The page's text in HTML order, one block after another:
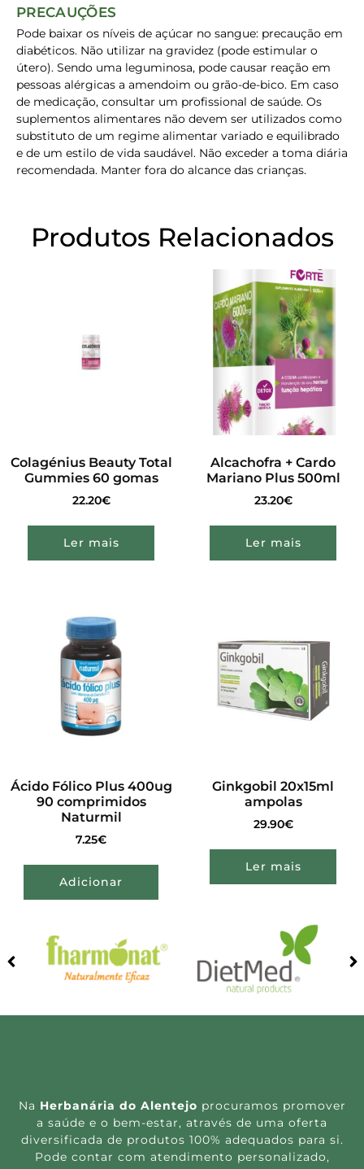
PRECAUÇÕES
Pode baixar os níveis de açúcar no sangue: precaução em
diabéticos. Não utilizar na gravidez (pode estimular o
útero). Sendo uma leguminosa, pode causar reação em
pessoas alérgicas a amendoim ou grão-de-bico. Em caso
de medicação, consultar um profissional de saúde. Os
suplementos alimentares não devem ser utilizados como
substituto de um regime alimentar variado e equilibrado
e de um estilo de vida saudável. Não exceder a toma diária
recomendada. Manter fora do alcance das crianças.
Produtos Relacionados
Colagénius Beauty Total
Gummies 60 gomas
22.20€
Ler mais
Alcachofra + Cardo
Mariano Plus 500ml
23.20€
Ler mais
Ácido Fólico Plus 400ug
90 comprimidos
Naturmil
7.25€
Adicionar
Ginkgobil 20x15ml
ampolas
29.90€
Ler mais
Na Herbanária do Alentejo procuramos promover
a saúde e o bem-estar, através de uma oferta
diversificada de produtos 100% adequados para si.
Pode contar com atendimento personalizado,